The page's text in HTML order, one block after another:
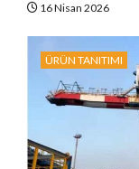
16 Nisan 2026
ÜRÜN TANITIMI